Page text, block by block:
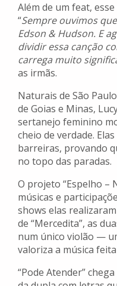
Além de um feat,
“Sempre ouvimos
Edson & Hudson. E
dividir essa canção
carrega muito
as irmãs.
Naturais de São
de Goias e Minas,
sertanejo feminino
cheio de verdade.
barreiras, provando
no topo das paradas.
O projeto “Espelho –
músicas e
shows elas
de “Mercedita”, as
num único violão —
valoriza a música
“Pode Atender”